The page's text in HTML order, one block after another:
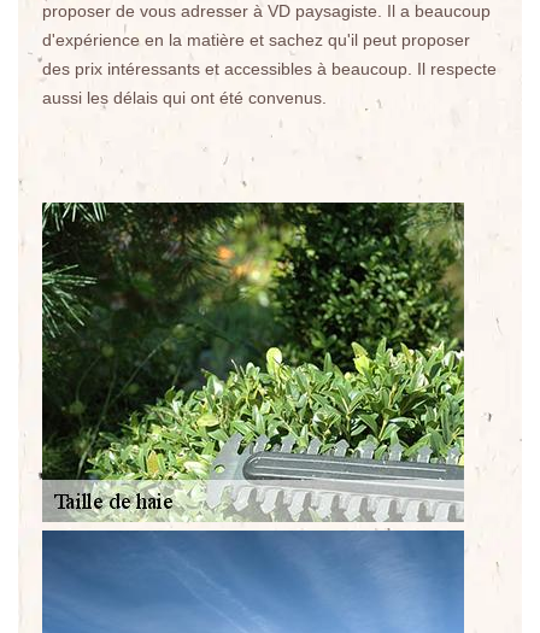
proposer de vous adresser à VD paysagiste. Il a beaucoup
d'expérience en la matière et sachez qu'il peut proposer
des prix intéressants et accessibles à beaucoup. Il respecte
aussi les délais qui ont été convenus.